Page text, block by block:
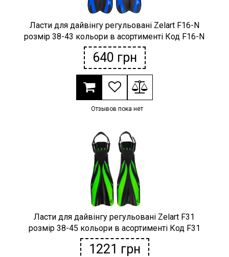
Ласти для дайвінгу регульовані Zelart F16-N
розмір 38-43 кольори в асортименті Код F16-N
640 грн
Отзывов пока нет
Ласти для дайвінгу регульовані Zelart F31
розмір 38-45 кольори в асортименті Код F31
1221 грн